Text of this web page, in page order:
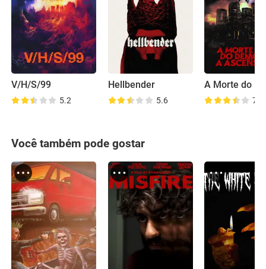
V/H/S/99
5.2
Hellbender
5.6 7.0
Você também pode gostar